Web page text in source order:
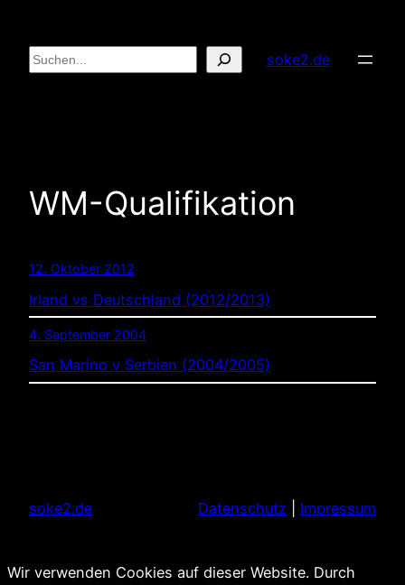
Inhalt
springen
Suchen soke2.de
WM-Qualifikation
12. Oktober 2012
Irland vs Deutschland (2012/2013)
4. September 2004
San Marino v Serbien (2004/2005)
soke2.de Datenschutz Impressum
Wir verwenden Cookies auf dieser Website. Durch